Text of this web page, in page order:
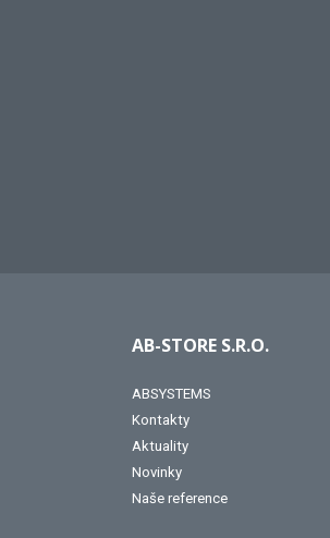
AB-STORE S.R.O.
ABSYSTEMS
Kontakty
Aktuality
Novinky
Naše reference